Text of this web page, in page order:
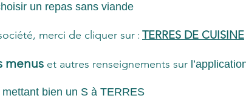
un repas sans viande
merci de cliquer sur : TERRES DE CUISINE
menus et autres renseignements sur
bien un S à TERRES